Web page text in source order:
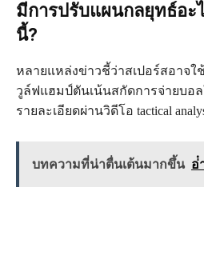
มีการปรับแผนกลยุทธ์อะ
นี้?
หลายแหล่งข่าวชี้ว่าสเปอร์สอาจใ
วูล์ฟแฮมป์ตันเน้นสกัดการจ่ายบอ
รายละเอียดผ่านวิดีโอ tactical
บทความที่น่าตื่นเต้นมากขึ้น อ่ํ